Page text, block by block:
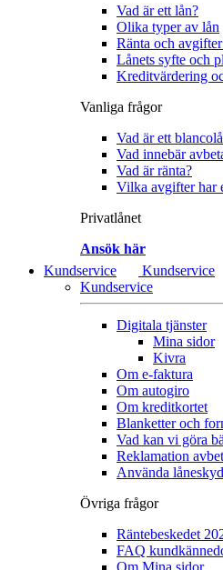
Vad är ett lån?
Olika typer av lån
Ränta och
Lånets syfte och
Kreditvärdering
Vanliga frågor
Vad är ett
Vad innebär
Vad är ränta?
Vilka avgifter har
Privatlånet
Ansök här
Kundservice
Kundservice
Kundservice
Digitala tjänster
Mina sidor
Kivra
Om e-faktura
Om autogiro
Om kreditkortet
Blanketter och
Vad kan vi göra
Reklamation
Använda
Övriga frågor
Räntebeskedet
FAQ
Om Mina sidor